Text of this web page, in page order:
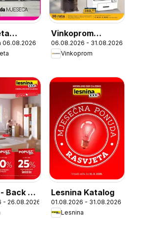
06.08.2026
Vinkoprom
Katalog
06.08.2026 - 31.08.2026
Vinkoprom
Back 2
- 26.08.2026
Lesnina Katalog
01.08.2026 - 31.08.2026
Lesnina